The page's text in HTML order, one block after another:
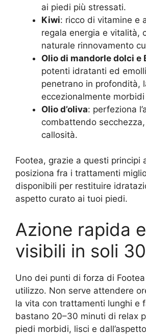
ai piedi più stressati.
Kiwi: ricco di vitamine e
regala energia e vitalità,
naturale rinnovamento
Olio di mandorle dolci e
potenti idratanti ed
penetrano in profondità,
eccezionalmente
Olio d’oliva: perfeziona
combattendo
callosità.
Footea, grazie a questi principi
posiziona fra i trattamenti
disponibili per restituire
aspetto curato ai tuoi piedi.
Azione rapida
visibili in soli
Uno dei punti di forza di
utilizzo. Non serve attendere
la vita con trattamenti lunghi e
bastano 20–30 minuti di relax
piedi morbidi, lisci e